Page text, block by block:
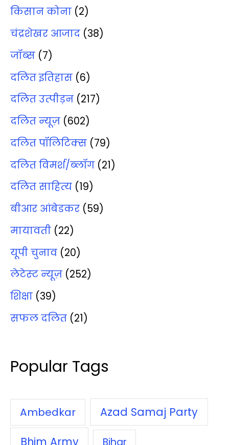
किसान कोना (2)
चंद्रशेखर आजाद (38)
जॉब्‍स (7)
दलित इतिहास (6)
दलित उत्‍पीड़न (217)
दलित न्‍यूज़ (602)
दलित पॉलिटिक्‍स (79)
दलित विमर्श/ब्‍लॉग (21)
दलित साहित्‍य (19)
बीआर आंबेडकर (59)
मायावती (22)
यूपी चुनाव (20)
लेटेस्‍ट न्‍यूज़ (252)
शिक्षा (39)
सफल दलित (21)
Popular Tags
Ambedkar
Azad Samaj Party
Bhim Army
Bihar